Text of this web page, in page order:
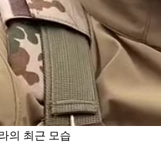
의 최근 모습